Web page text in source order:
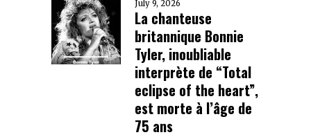
July 9, 2026
La chanteuse
britannique Bonnie
Tyler, inoubliable
interprète de “Total
eclipse of the heart”,
est morte à l’âge de
75 ans